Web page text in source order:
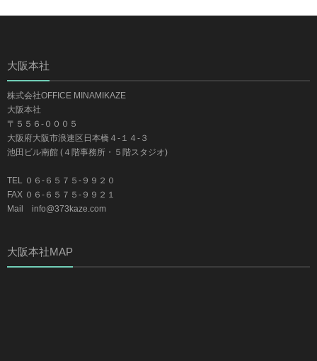
大阪本社
株式会社OFFICE MINAMIKAZE
大阪本社
〒５５６-０００５
大阪府大阪市浪速区日本橋４-１４-３
池田ビル南館 (４階事務所・５階スタジオ)
TEL ０６-６５７５-９９２０
FAX ０６-６５７５-９９２１
Mail info@373kaze.com
大阪本社MAP